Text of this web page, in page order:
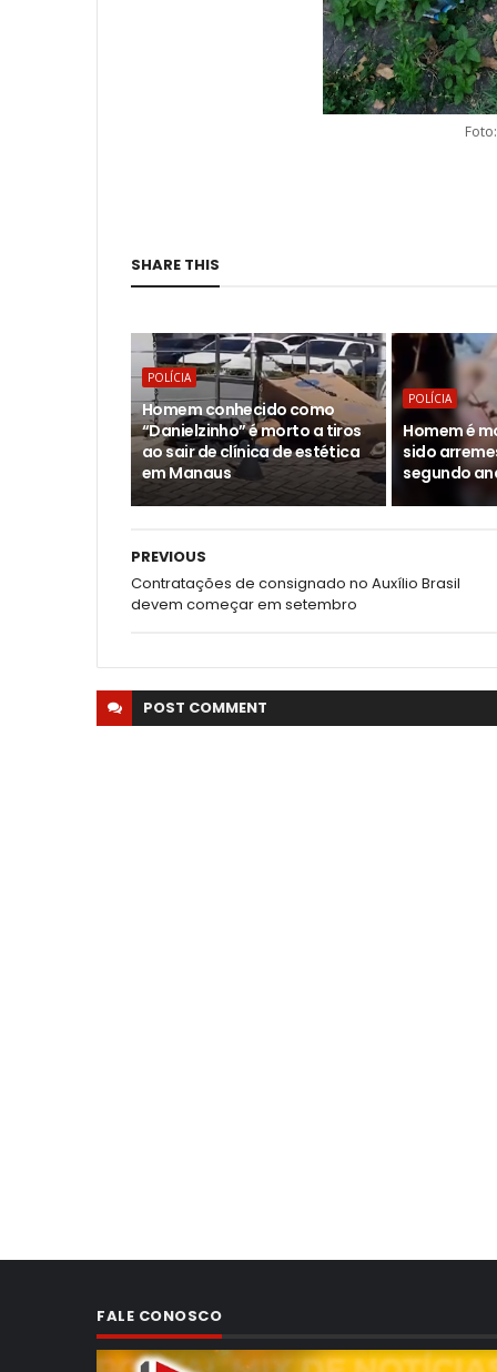
SHARE THIS
POLÍCIA
Homem conhecido como
“Danielzinho” é morto a tiros
ao sair de clínica de estética
em Manaus
POLÍCIA
Homem é
sido
segundo
PREVIOUS
Contratações de consignado no Auxílio Brasil
devem começar em setembro
POST COMMENT
FALE CONOSCO